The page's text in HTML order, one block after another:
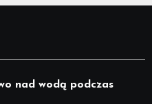
nad wodą podczas